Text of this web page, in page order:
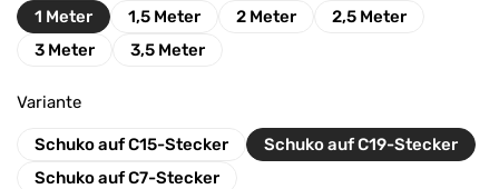
1 Meter 1,5 Meter 2 Meter
2,5 Meter
3 Meter
3,5 Meter
Variante
Schuko auf C15-Stecker
Schuko auf C19-Stecker
Schuko auf C7-Stecker